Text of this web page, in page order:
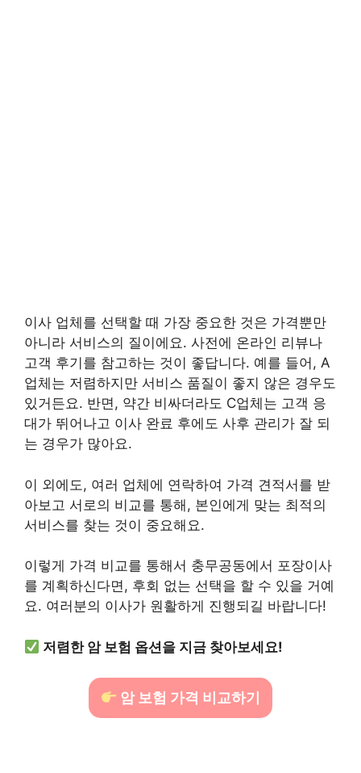
이사 업체를 선택할 때 가장 중요한 것은 가격뿐만
아니라 서비스의 질이에요. 사전에 온라인 리뷰나
고객 후기를 참고하는 것이 좋답니다. 예를 들어, A
업체는 저렴하지만 서비스 품질이 좋지 않은 경우도
있거든요. 반면, 약간 비싸더라도 C업체는 고객 응
대가 뛰어나고 이사 완료 후에도 사후 관리가 잘 되
는 경우가 많아요.
이 외에도, 여러 업체에 연락하여 가격 견적서를 받
아보고 서로의 비교를 통해, 본인에게 맞는 최적의
서비스를 찾는 것이 중요해요.
이렇게 가격 비교를 통해서 충무공동에서 포장이사
를 계획하신다면, 후회 없는 선택을 할 수 있을 거예
요. 여러분의 이사가 원활하게 진행되길 바랍니다!
저렴한 암 보험 옵션을 지금 찾아보세요!
암 보험 가격 비교하기